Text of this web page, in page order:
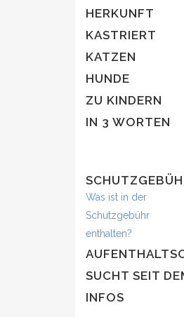
HERKUNFT
KASTRIERT
KATZEN
HUNDE
ZU KINDERN
IN 3 WORTEN
Was ist in der
Schutzgebühr
enthalten?
SUCHT SEIT
INFOS